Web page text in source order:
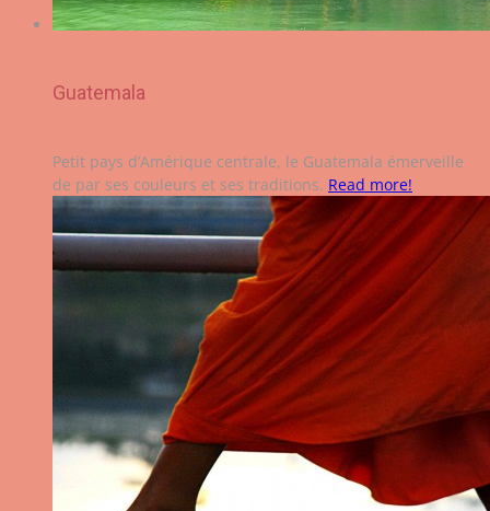
Guatemala
Petit pays d’Amérique centrale, le Guatemala émerveille
de par ses couleurs et ses traditions. Read more!